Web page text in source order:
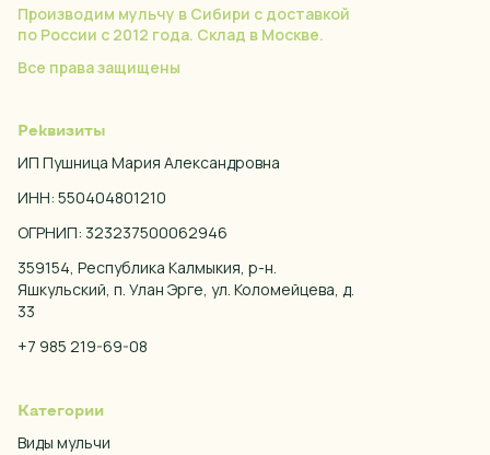
Производим мульчу в Сибири с доставкой
по России с 2012 года. Склад в Москве.
Все права защищены
Реквизиты
ИП Пушница Мария Александровна
ИНН: 550404801210
ОГРНИП: 323237500062946
359154, Республика Калмыкия, р-н.
Яшкульский, п. Улан Эрге, ул. Коломейцева, д.
33
+7 985 219-69-08
Категории
Виды мульчи